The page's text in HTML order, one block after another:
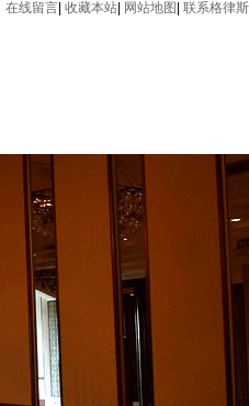
在线留言 收藏本站 网站地图 联系格律斯